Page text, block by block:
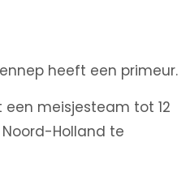
heeft een primeur.
meisjesteam tot 12
Holland te